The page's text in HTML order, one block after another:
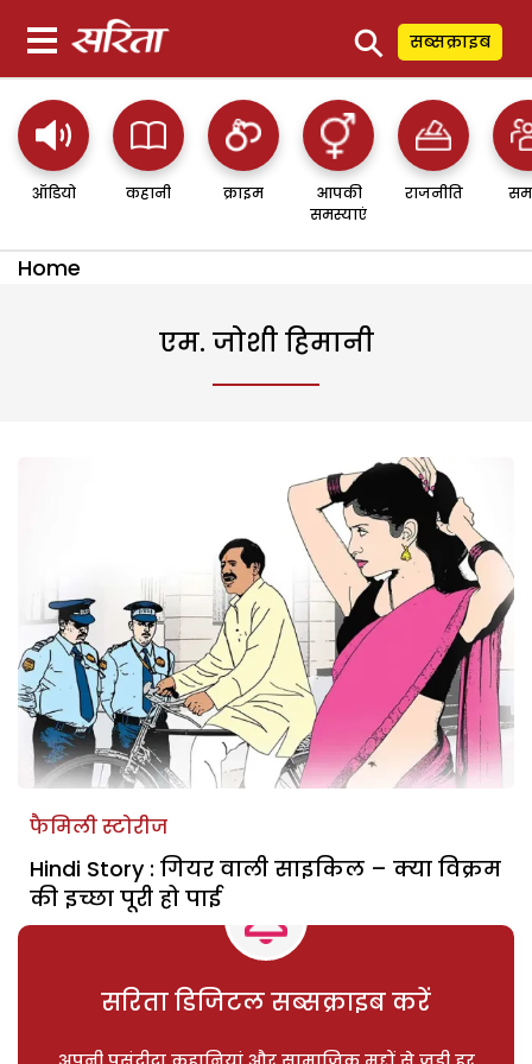
⚲ सब्सक्राइब
ऑडियो कहानी क्राइम
आपकी
समस्याएं
राजनीति
Home
एम. जोशी हिमानी
फैमिली स्टोरीज
Hindi Story : गियर वाली साइकिल – क्या विक्रम
की इच्छा पूरी हो पाई
सरिता डिजिटल सब्सक्राइब करें